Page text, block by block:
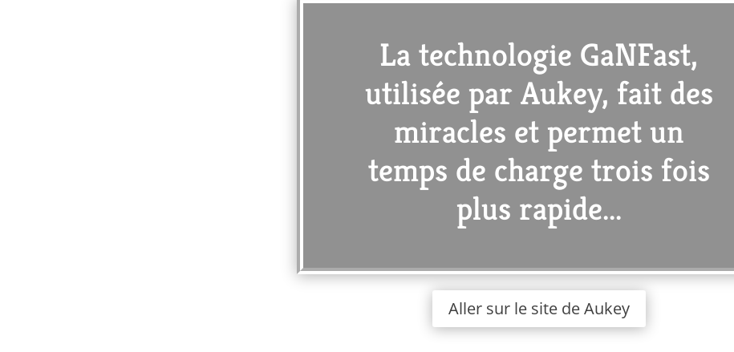
La technologie GaNFast,
utilisée par Aukey, fait des
miracles et permet un
temps de charge trois fois
plus rapide...
Aller sur le site de Aukey